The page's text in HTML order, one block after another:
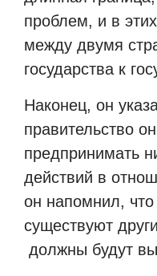
проблем, и в
между двумя
государства к
Наконец, он
правительство
предпринимать
действий в
он напомнил,
существуют
должны будут